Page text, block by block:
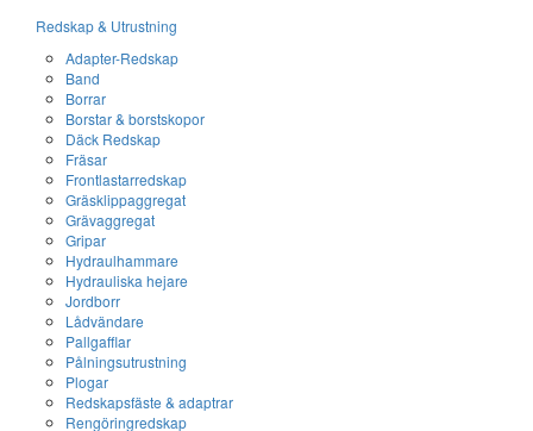
Redskap & Utrustning
Adapter-Redskap
Band
Borrar
Borstar & borstskopor
Däck Redskap
Fräsar
Frontlastarredskap
Gräsklippaggregat
Grävaggregat
Gripar
Hydraulhammare
Hydrauliska hejare
Jordborr
Lådvändare
Pallgafflar
Pålningsutrustning
Plogar
Redskapsfäste & adaptrar
Rengöringredskap